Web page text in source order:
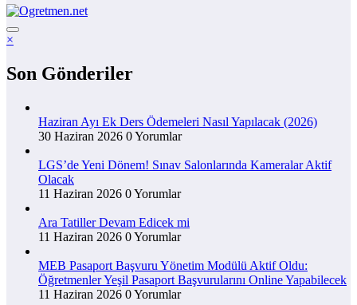
×
Son Gönderiler
Haziran Ayı Ek Ders Ödemeleri Nasıl Yapılacak (2026)
30 Haziran 2026 0 Yorumlar
LGS’de Yeni Dönem! Sınav Salonlarında Kameralar Aktif
Olacak
11 Haziran 2026 0 Yorumlar
Ara Tatiller Devam Edicek mi
11 Haziran 2026 0 Yorumlar
MEB Pasaport Başvuru Yönetim Modülü Aktif Oldu:
Öğretmenler Yeşil Pasaport Başvurularını Online Yapabilecek
11 Haziran 2026 0 Yorumlar